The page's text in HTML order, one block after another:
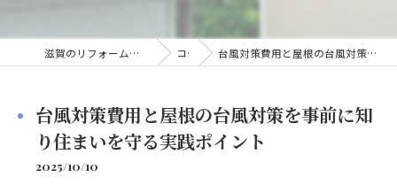
滋賀のリフォームなら株式会社新建ルーフ工業 コラム 台風対策費用と屋根の台風対策を事前に知り住まいを守る実践ポイント
台風対策費用と屋根の台風対策を事前に知
り住まいを守る実践ポイント
2025/10/10